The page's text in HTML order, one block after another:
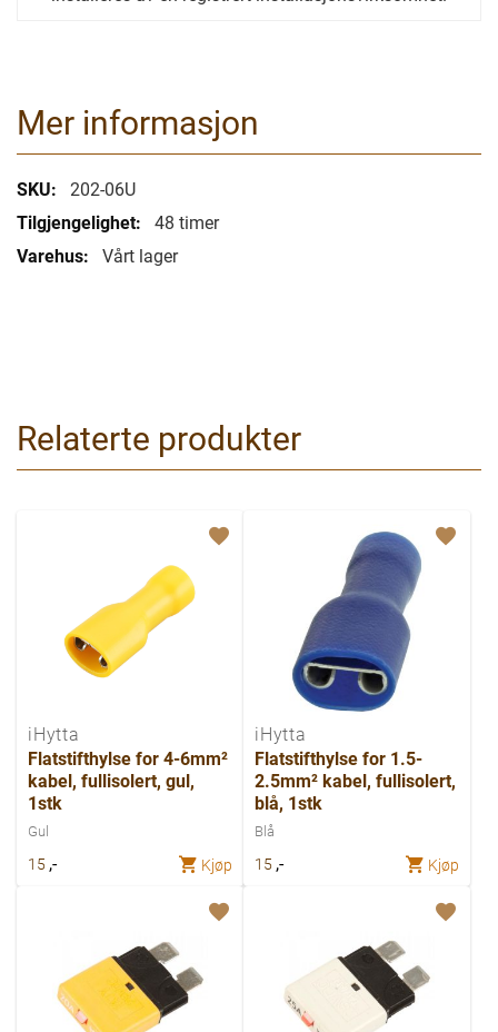
Mer informasjon
Mer
informasjon
202-06U
48 timer
Vårt lager
Relaterte produkter
iHytta
Flatstifthylse for 4-6mm²
kabel, fullisolert, gul,
1stk
Gul
15 ,- Kjøp
iHytta
Flatstifthylse for 1.5-
2.5mm² kabel, fullisolert,
blå, 1stk
Blå
15 ,- Kjøp